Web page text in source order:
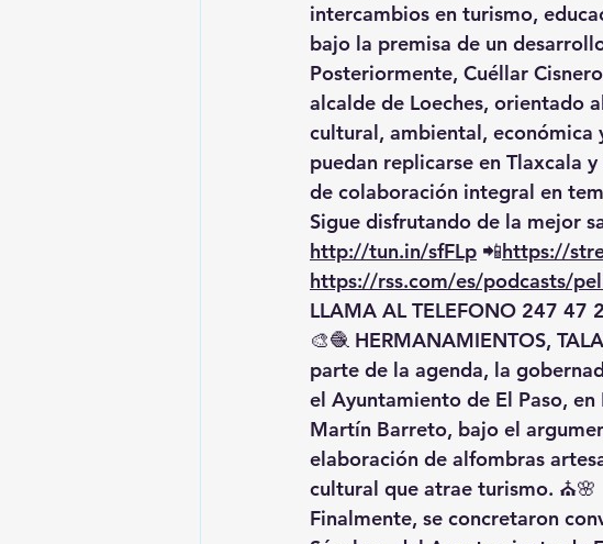
intercambios en turismo,
bajo la premisa de un
Posteriormente, Cuéllar
alcalde de Loeches, orientado
cultural, ambiental, económica
puedan replicarse en Tlaxcala
de colaboración integral en
Sigue disfrutando de la mejor
http://tun.in/sfFLp 📲https://
https://rss.com/es/podcasts/
LLAMA AL TELEFONO 247 47
🎨🧶 HERMANAMIENTOS,
parte de la agenda, la
el Ayuntamiento de El Paso, en
Martín Barreto, bajo el
elaboración de alfombras
cultural que atrae turismo. ⛪🌸
Finalmente, se concretaron